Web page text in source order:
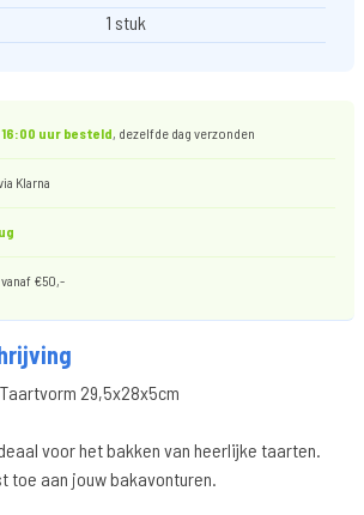
1 stuk
uur besteld, dezelfde dag verzonden
Klarna
vanaf €50,-
29,5x28x5cm
voor het bakken van heerlijke taarten.
toe aan jouw bakavonturen.